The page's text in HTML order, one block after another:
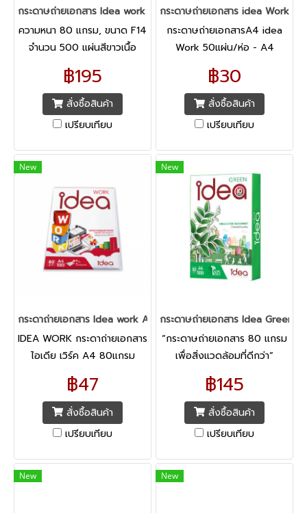
กระดาษถ่ายเอกสาร Idea work F14/80G/500 แผ่น
ความหนา 80 แกรม, ขนาด F14
จำนวน 500 แผ่นสีขาวเนื้อ
กระดาษผลิตจากโรงงาน SCG
Paper เรียบเนียนไม่ติดเครื่อง
เนื่อสีขาวสว่าง เรียบเนียน
สะอาดตา
฿195
สั่งซื้อสินค้า
เปรียบเทียบ
กระดาษถ่ายเอกสาร idea Work
กระดาษถ่ายเอกสารA4 idea
Work 50แผ่น/ห่อ - A4
฿30
สั่งซื้อสินค้า
เปรียบเทียบ
New
กระดาถ่ายเอกสาร Idea work A4/80G/100 แผ่น (แพค)
IDEA WORK กระดาถ่ายเอกสาร
ไอเดีย เวิร์ค A4 80แกรม
(100แผ่น)
฿47
สั่งซื้อสินค้า
เปรียบเทียบ
New
กระดาษถ่ายเอกสาร Idea Green
“กระดาษถ่ายเอกสาร 80 แกรม
เพื่อสิ่งแวดล้อมที่ดีกว่า”
฿145
สั่งซื้อสินค้า
เปรียบเทียบ
New New